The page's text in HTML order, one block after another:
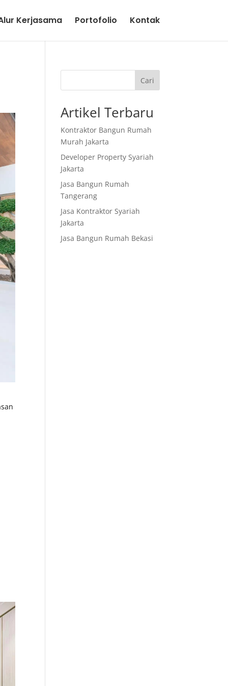
Kerjasama Portofolio Kontak
Cari
Artikel Terbaru
Kontraktor Bangun Rumah
Murah Jakarta
Developer Property Syariah
Jakarta
Jasa Bangun Rumah
Tangerang
Jasa Kontraktor Syariah
Jakarta
Jasa Bangun Rumah Bekasi